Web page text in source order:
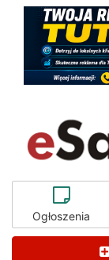
Ogłoszenia